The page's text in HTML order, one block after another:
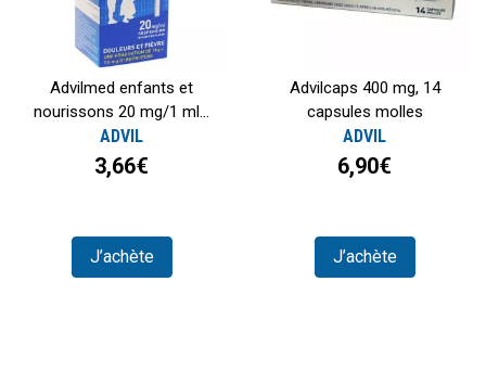
Advilmed enfants et
nourissons 20 mg/1 ml...
ADVIL
3,66€
J’achète
Advilcaps 400 mg, 14
capsules molles
ADVIL
6,90€
J’achète